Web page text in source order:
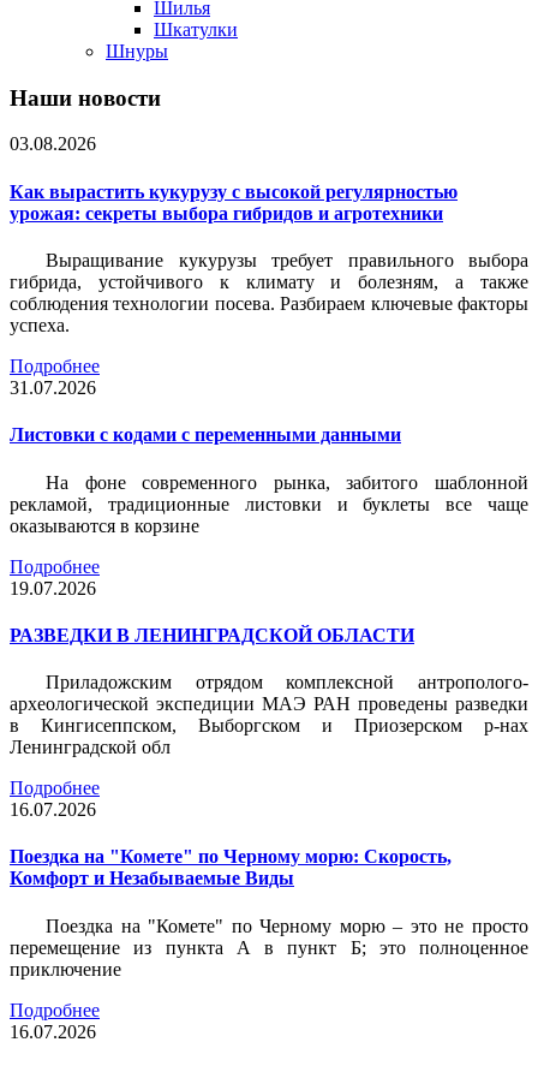
Шилья
Шкатулки
Шнуры
Наши новости
03.08.2026
Как вырастить кукурузу с высокой регулярностью
урожая: секреты выбора гибридов и агротехники
Выращивание кукурузы требует правильного выбора
гибрида, устойчивого к климату и болезням, а также
соблюдения технологии посева. Разбираем ключевые факторы
успеха.
Подробнее
31.07.2026
Листовки c кодами с переменными данными
На фоне современного рынка, забитого шаблонной
рекламой, традиционные листовки и буклеты все чаще
оказываются в корзине
Подробнее
19.07.2026
РАЗВЕДКИ В ЛЕНИНГРАДСКОЙ ОБЛАСТИ
Приладожским отрядом комплексной антрополого-
археологической экспедиции МАЭ РАН проведены разведки
в Кингисеппском, Выборгском и Приозерском р-нах
Ленинградской обл
Подробнее
16.07.2026
Поездка на "Комете" по Черному морю: Скорость,
Комфорт и Незабываемые Виды
Поездка на "Комете" по Черному морю – это не просто
перемещение из пункта А в пункт Б; это полноценное
приключение
Подробнее
16.07.2026